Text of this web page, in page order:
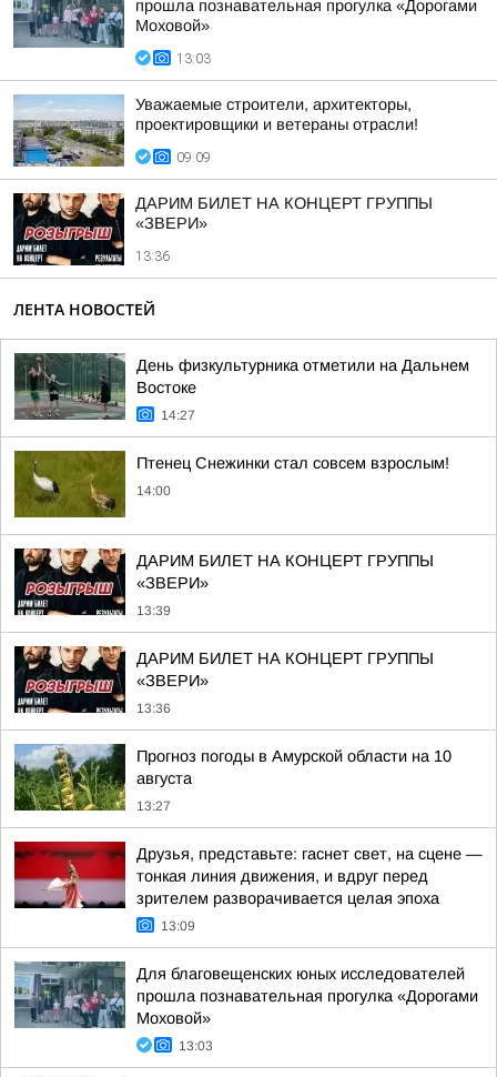
прошла познавательная прогулка «Дорогами
Моховой»
13:03
Уважаемые строители, архитекторы,
проектировщики и ветераны отрасли!
09:09
ДАРИМ БИЛЕТ НА КОНЦЕРТ ГРУППЫ
«ЗВЕРИ»
13:36
ЛЕНТА НОВОСТЕЙ
День физкультурника отметили на Дальнем
Востоке
14:27
Птенец Снежинки стал совсем взрослым!
14:00
ДАРИМ БИЛЕТ НА КОНЦЕРТ ГРУППЫ
«ЗВЕРИ»
13:39
ДАРИМ БИЛЕТ НА КОНЦЕРТ ГРУППЫ
«ЗВЕРИ»
13:36
Прогноз погоды в Амурской области на 10
августа
13:27
Друзья, представьте: гаснет свет, на сцене —
тонкая линия движения, и вдруг перед
зрителем разворачивается целая эпоха
13:09
Для благовещенских юных исследователей
прошла познавательная прогулка «Дорогами
Моховой»
13:03